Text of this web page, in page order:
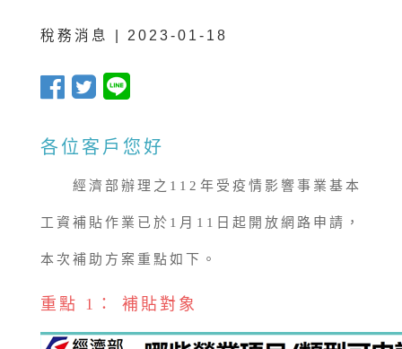
稅務消息 | 2023-01-18
各位客戶您好
經濟部辦理之112年受疫情影響事業基本
工資補貼作業已於1月11日起開放網路申請，
本次補助方案重點如下。
重點 1： 補貼對象